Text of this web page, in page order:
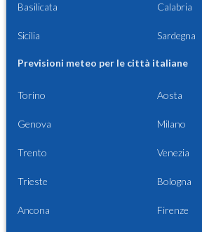
Basilicata Calabria
Sicilia Sardegna
Previsioni meteo per le città italiane
Torino Aosta
Genova Milano
Trento Venezia
Trieste Bologna
Ancona Firenze